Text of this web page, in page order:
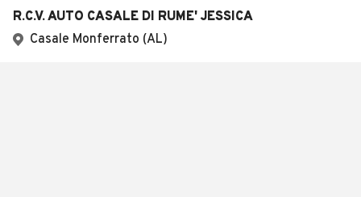
R.C.V. AUTO CASALE DI RUME' JESSICA
Casale Monferrato (AL)